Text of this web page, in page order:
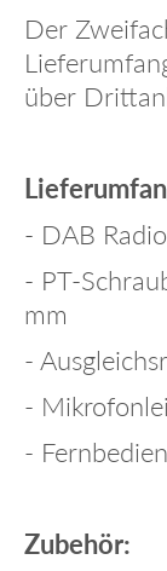
Der
über
- DAB
- PT-
mm
-
-
-
Zubehör: